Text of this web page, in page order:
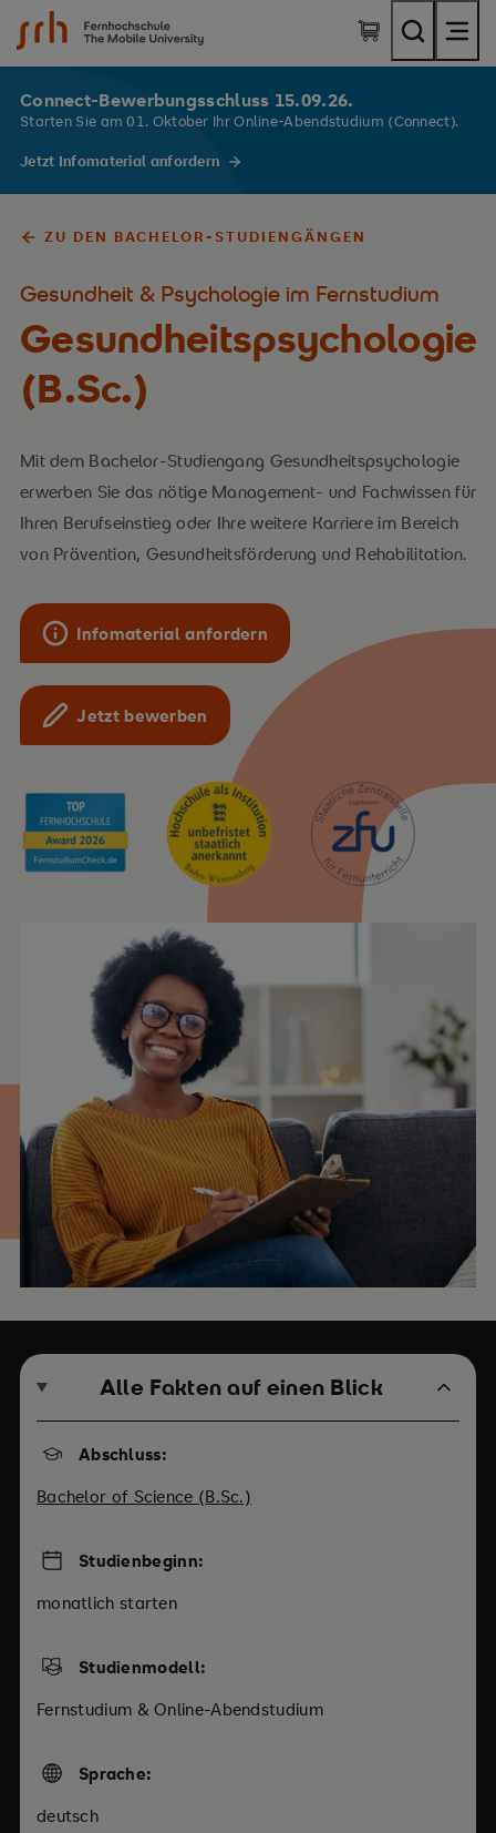
SRH Fernhochschule - The Mobile University
Connect-Bewerbungsschluss 15.09.26.
Starten Sie am 01. Oktober Ihr Online-Abendstudium (Connect).
Jetzt Infomaterial anfordern
ZU DEN BACHELOR-STUDIENGÄNGEN
Gesundheit & Psychologie im Fernstudium
Gesundheitspsychologie
(B.Sc.)
Mit dem Bachelor-Studiengang Gesundheitspsychologie
erwerben Sie das nötige Management- und Fachwissen für
Ihren Berufseinstieg oder Ihre weitere Karriere im Bereich
von Prävention, Gesundheitsförderung und Rehabilitation.
Infomaterial anfordern
Jetzt bewerben
Alle Fakten auf einen Blick
Abschluss:
Bachelor of Science (B.Sc.)
Studienbeginn:
monatlich starten
Studienmodell:
Fernstudium & Online-Abendstudium
Sprache:
deutsch